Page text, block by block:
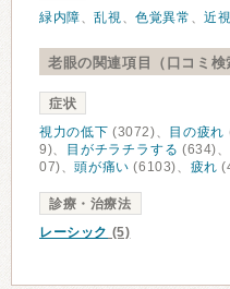
緑内障、乱視、色覚異常 、近視
老眼の関連項目（口コミ検
症状
視力の低下 (3072)、 目の疲れ
9)、
目がチラチラする (634)
07)、頭が痛い (6103)、 疲れ
診療・治療法
レーシック (5)